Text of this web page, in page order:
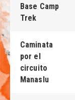
Base Camp
Trek
Caminata
por el
circuito
Manaslu